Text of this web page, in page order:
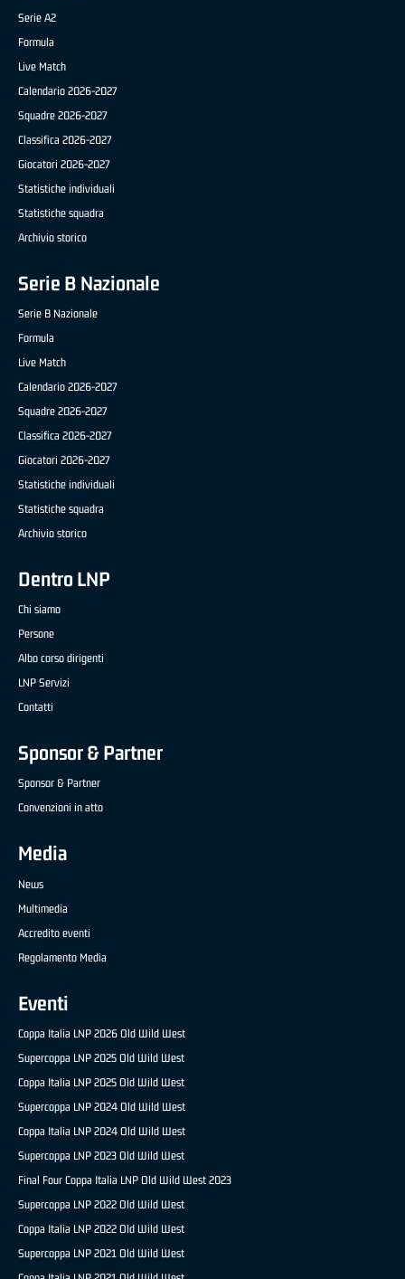
Serie A2
Formula
Live Match
Calendario 2026-2027
Squadre 2026-2027
Classifica 2026-2027
Giocatori 2026-2027
Statistiche individuali
Statistiche squadra
Archivio storico
Serie B Nazionale
Serie B Nazionale
Formula
Live Match
Calendario 2026-2027
Squadre 2026-2027
Classifica 2026-2027
Giocatori 2026-2027
Statistiche individuali
Statistiche squadra
Archivio storico
Dentro LNP
Chi siamo
Persone
Albo corso dirigenti
LNP Servizi
Contatti
Sponsor & Partner
Sponsor & Partner
Convenzioni in atto
Media
News
Multimedia
Accredito eventi
Regolamento Media
Eventi
Coppa Italia LNP 2026 Old Wild West
Supercoppa LNP 2025 Old Wild West
Coppa Italia LNP 2025 Old Wild West
Supercoppa LNP 2024 Old Wild West
Coppa Italia LNP 2024 Old Wild West
Supercoppa LNP 2023 Old Wild West
Final Four Coppa Italia LNP Old Wild West 2023
Supercoppa LNP 2022 Old Wild West
Coppa Italia LNP 2022 Old Wild West
Supercoppa LNP 2021 Old Wild West